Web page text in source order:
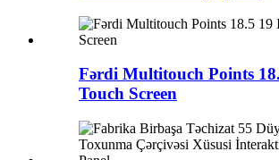
Fərdi Multitouch Points
Touch Screen